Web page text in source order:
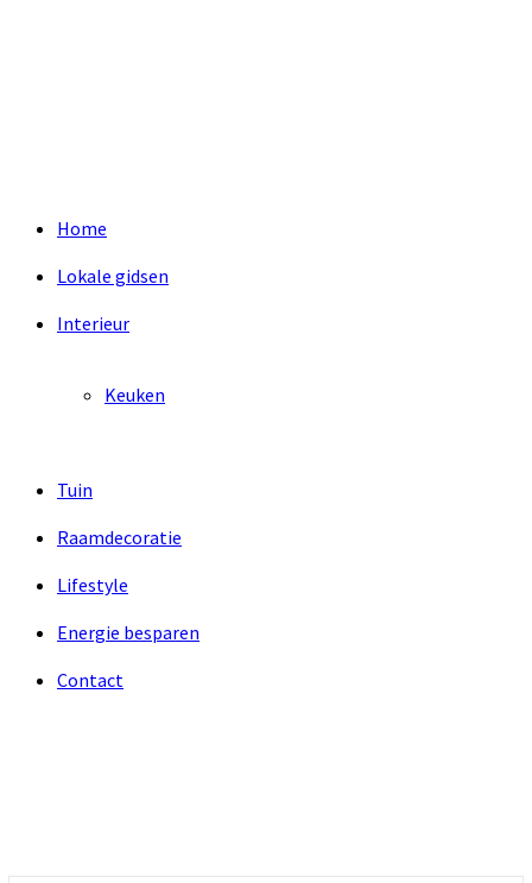
Home
Lokale gidsen
Interieur
Keuken
Tuin
Raamdecoratie
Lifestyle
Energie besparen
Contact